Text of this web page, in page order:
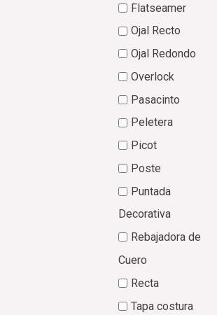
Flatseamer
Ojal Recto
Ojal Redondo
Overlock
Pasacinto
Peletera
Picot
Poste
Puntada
Decorativa
Rebajadora de
Cuero
Recta
Tapa costura